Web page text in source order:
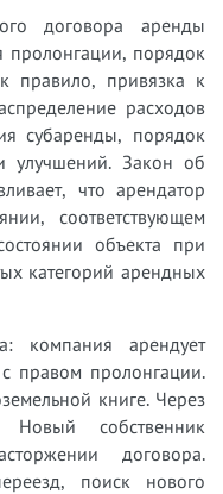
договора аренды
пролонгации, порядок
правило, привязка к
расходов
субаренды, порядок
улучшений. Закон об
что арендатор
соответствующем
объекта при
категорий арендных
компания арендует
правом пролонгации.
книге. Через
собственник
договора.
поиск нового